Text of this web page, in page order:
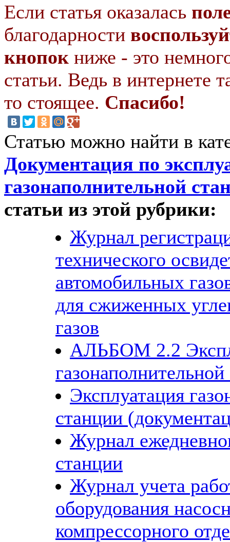
Если статья оказалась
благодарности
кнопок ниже - это
статьи. Ведь в интернете
то стоящее. Спасибо!
Статью можно найти в
Документация по
газонаполнительной
статьи из этой рубрики:
Журнал
технического
автомобильных
для сжиженных
газов
АЛЬБОМ 2.2
Эксплуатация
станции
Журнал
станции
Журнал учета
оборудования
компрессорного